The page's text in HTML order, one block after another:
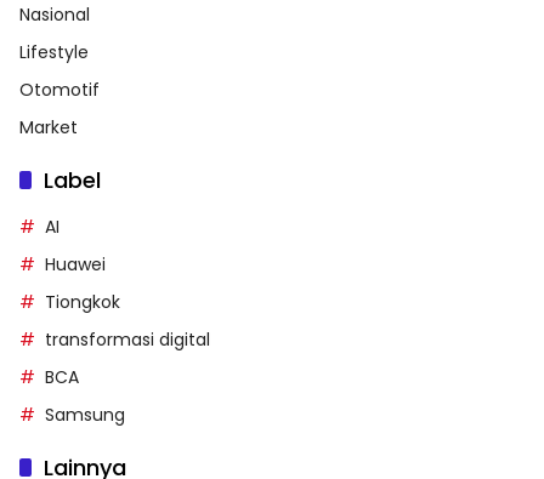
Nasional
Lifestyle
Otomotif
Market
Label
AI
Huawei
Tiongkok
transformasi digital
BCA
Samsung
Lainnya